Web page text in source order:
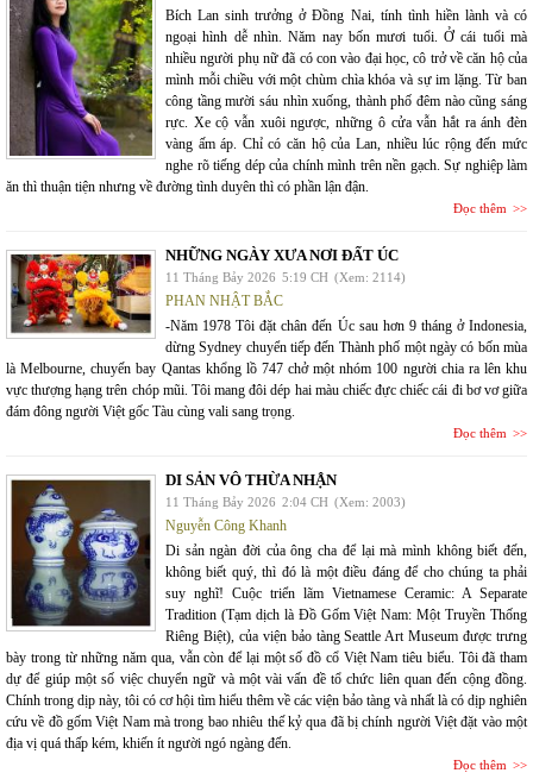
Bích Lan sinh trưởng ở Đồng Nai, tính tình hiền lành và có
ngoại hình dễ nhìn. Năm nay bốn mươi tuổi. Ở cái tuổi mà
nhiều người phụ nữ đã có con vào đại học, cô trở về căn hộ của
mình mỗi chiều với một chùm chìa khóa và sự im lặng. Từ ban
công tầng mười sáu nhìn xuống, thành phố đêm nào cũng sáng
rực. Xe cộ vẫn xuôi ngược, những ô cửa vẫn hắt ra ánh đèn
vàng ấm áp. Chỉ có căn hộ của Lan, nhiều lúc rộng đến mức
nghe rõ tiếng dép của chính mình trên nền gạch. Sự nghiệp làm
ăn thì thuận tiện nhưng về đường tình duyên thì có phần lận đận.
Đọc thêm
NHỮNG NGÀY XƯA NƠI ĐẤT ÚC
11 Tháng Bảy 2026 5:19 CH (Xem: 2114)
PHAN NHẬT BẮC
-Năm 1978 Tôi đặt chân đến Úc sau hơn 9 tháng ở Indonesia,
dừng Sydney chuyển tiếp đến Thành phố một ngày có bốn mùa
là Melbourne, chuyến bay Qantas khổng lồ 747 chở một nhóm 100 người chia ra lên khu
vực thượng hạng trên chóp mũi. Tôi mang đôi dép hai màu chiếc đực chiếc cái đi bơ vơ giữa
đám đông người Việt gốc Tàu cùng vali sang trọng.
Đọc thêm
DI SẢN VÔ THỪA NHẬN
11 Tháng Bảy 2026 2:04 CH (Xem: 2003)
Nguyễn Công Khanh
Di sản ngàn đời của ông cha để lại mà mình không biết đến,
không biết quý, thì đó là một điều đáng để cho chúng ta phải
suy nghĩ! Cuộc triển lãm Vietnamese Ceramic: A Separate
Tradition (Tạm dịch là Đồ Gốm Việt Nam: Một Truyền Thống
Riêng Biệt), của viện bảo tàng Seattle Art Museum được trưng
bày trong từ những năm qua, vẫn còn để lại một số đồ cổ Việt Nam tiêu biểu. Tôi đã tham
dự để giúp một số việc chuyển ngữ và một vài vấn đề tổ chức liên quan đến cộng đồng.
Chính trong dịp này, tôi có cơ hội tìm hiểu thêm về các viện bảo tàng và nhất là có dịp nghiên
cứu về đồ gốm Việt Nam mà trong bao nhiêu thế kỷ qua đã bị chính người Việt đặt vào một
địa vị quá thấp kém, khiến ít người ngó ngàng đến.
Đọc thêm